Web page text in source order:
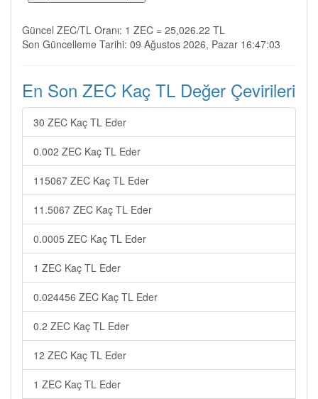
Güncel ZEC/TL Oranı: 1 ZEC = 25,026.22 TL
Son Güncelleme Tarihi: 09 Ağustos 2026, Pazar 16:47:03
En Son ZEC Kaç TL Değer Çevirileri
30 ZEC Kaç TL Eder
0.002 ZEC Kaç TL Eder
115067 ZEC Kaç TL Eder
11.5067 ZEC Kaç TL Eder
0.0005 ZEC Kaç TL Eder
1 ZEC Kaç TL Eder
0.024456 ZEC Kaç TL Eder
0.2 ZEC Kaç TL Eder
12 ZEC Kaç TL Eder
1 ZEC Kaç TL Eder